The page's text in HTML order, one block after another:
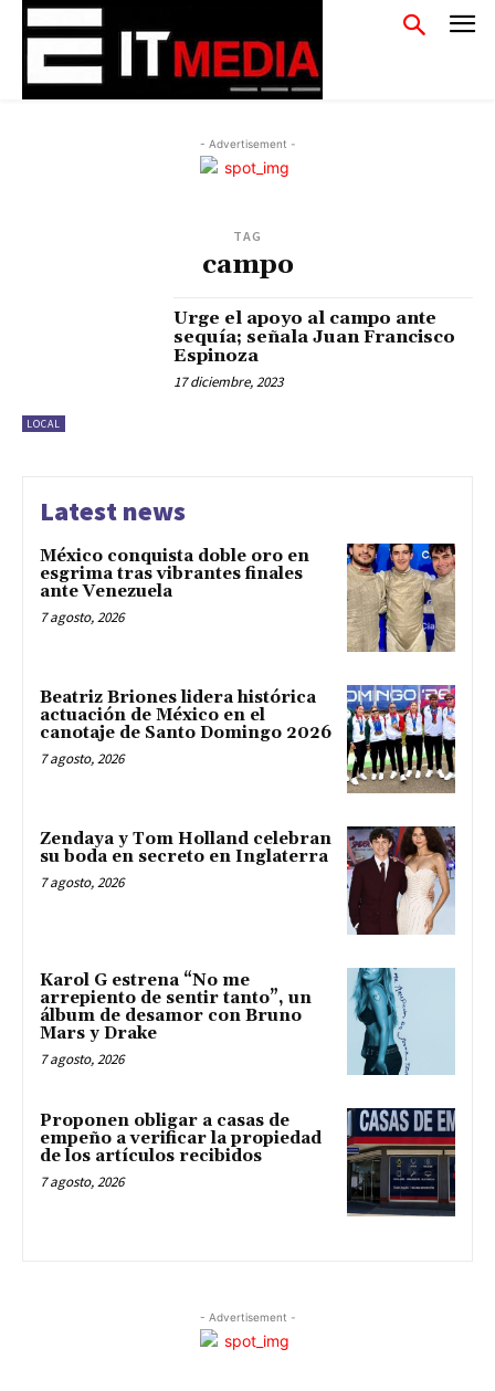
- Advertisement -
TAG
campo
LOCAL
Urge el apoyo al campo ante
sequía; señala Juan Francisco
Espinoza
17 diciembre, 2023
Latest news
México conquista doble oro en
esgrima tras vibrantes finales
ante Venezuela
7 agosto, 2026
Beatriz Briones lidera histórica
actuación de México en el
canotaje de Santo Domingo 2026
7 agosto, 2026
Zendaya y Tom Holland celebran
su boda en secreto en Inglaterra
7 agosto, 2026
Karol G estrena “No me
arrepiento de sentir tanto”, un
álbum de desamor con Bruno
Mars y Drake
7 agosto, 2026
Proponen obligar a casas de
empeño a verificar la propiedad
de los artículos recibidos
7 agosto, 2026
- Advertisement -